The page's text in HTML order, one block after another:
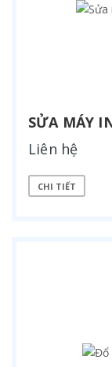
SỬA MÁY
Liên hệ
CHI TIẾT